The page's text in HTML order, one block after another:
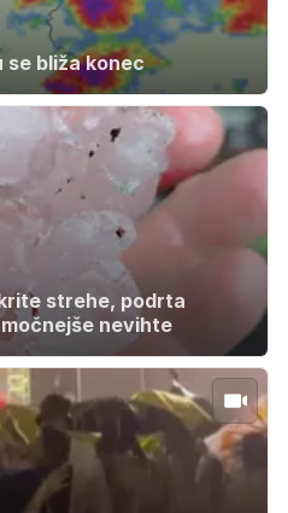
se bliža konec
strehe, podrta
nevihte